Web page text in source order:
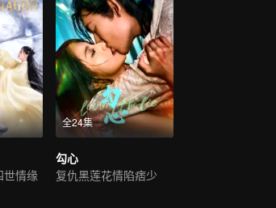
世情缘
全24集
勾心
复仇黑莲花情陷痞少